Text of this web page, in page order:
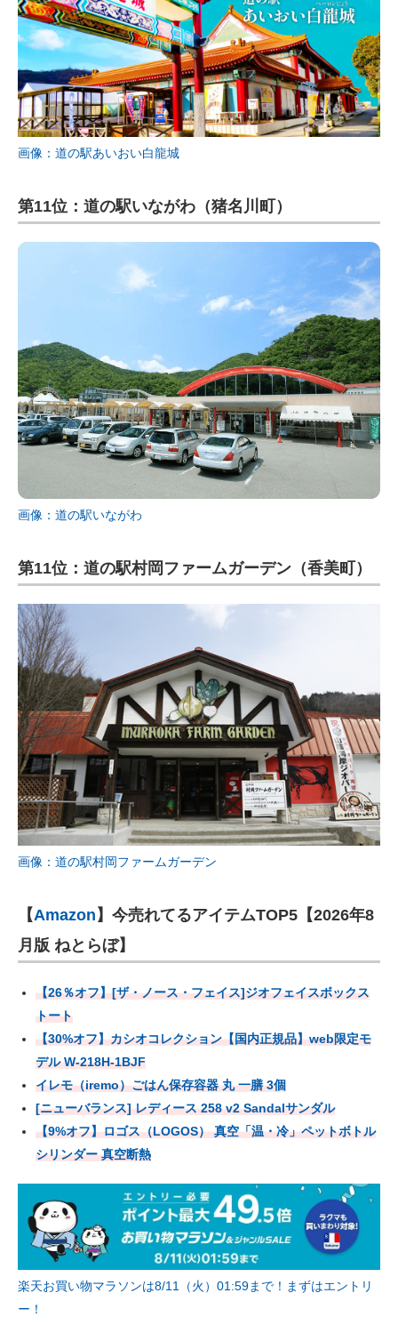
画像：道の駅あいおい白龍城
第11位：道の駅いながわ（猪名川町）
画像：道の駅いながわ
第11位：道の駅村岡ファームガーデン（香美町）
画像：道の駅村岡ファームガーデン
【Amazon 】今売れてるアイテムTOP5【2026年8
月版 ねとらぼ】
【26％オフ】[ザ・ノース・フェイス]ジオフェイスボックス
トート
【30%オフ】カシオコレクション【国内正規品】web限定モ
デル W-218H-1BJF
イレモ（iremo）ごはん保存容器 丸 一膳 3個
[ニューバランス] レディース 258 v2 Sandalサンダル
【9%オフ】ロゴス（LOGOS） 真空「温・冷」ペットボトル
シリンダー 真空断熱
楽天お買い物マラソンは8/11（火）01:59まで！まずはエントリ
ー！